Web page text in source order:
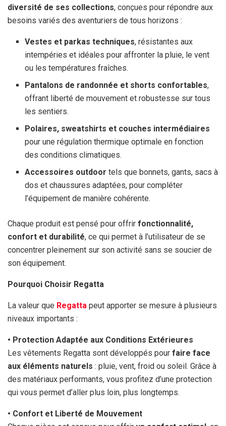
diversité de ses collections, conçues pour répondre aux
besoins variés des aventuriers de tous horizons :
Vestes et parkas techniques, résistantes aux
intempéries et idéales pour affronter la pluie, le vent
ou les températures fraîches.
Pantalons de randonnée et shorts confortables,
offrant liberté de mouvement et robustesse sur tous
les sentiers.
Polaires, sweatshirts et couches intermédiaires
pour une régulation thermique optimale en fonction
des conditions climatiques.
Accessoires outdoor tels que bonnets, gants, sacs à
dos et chaussures adaptées, pour compléter
l’équipement de manière cohérente.
Chaque produit est pensé pour offrir fonctionnalité,
confort et durabilité, ce qui permet à l’utilisateur de se
concentrer pleinement sur son activité sans se soucier de
son équipement.
Pourquoi Choisir Regatta
La valeur que Regatta peut apporter se mesure à plusieurs
niveaux importants :
• Protection Adaptée aux Conditions Extérieures
Les vêtements Regatta sont développés pour faire face
aux éléments naturels : pluie, vent, froid ou soleil. Grâce à
des matériaux performants, vous profitez d’une protection
qui vous permet d’aller plus loin, plus longtemps.
• Confort et Liberté de Mouvement